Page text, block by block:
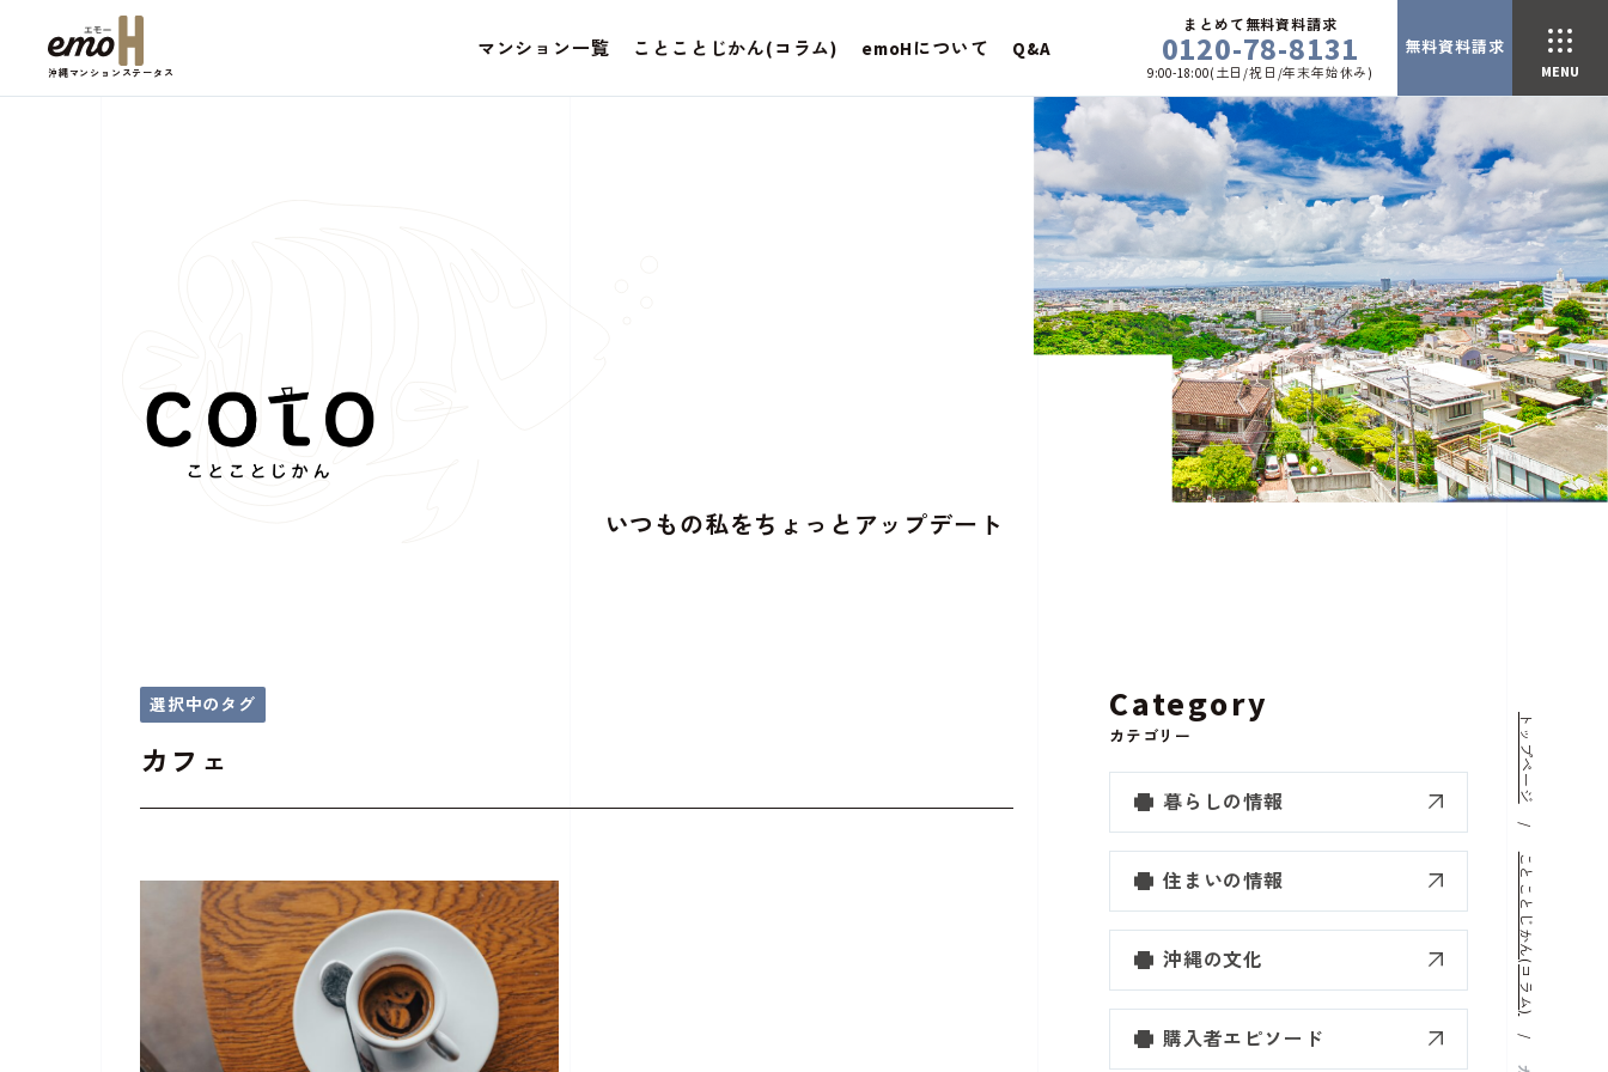
沖縄マンションステータス
マンション一覧 ことことじかん(コラム) emoHについて Q&A
まとめて無料資料請求
0120-78-8131
9:00-18:00(土日/祝日/年末年始休み)
無料資料請求
いつもの私をちょっとアップデート
トップページ
ことことじかん(コラム)
選択中のタグ
カフェ
Category
カテゴリー
暮らしの情報
住まいの情報
沖縄の文化
購入者エピソード